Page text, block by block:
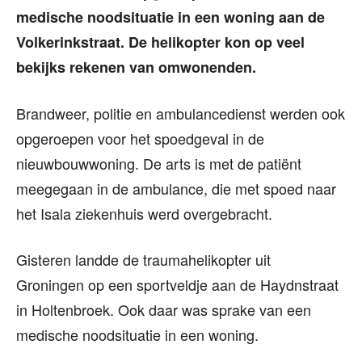
medische noodsituatie in een woning aan de
Volkerinkstraat. De helikopter kon op veel
bekijks rekenen van omwonenden.
Brandweer, politie en ambulancedienst werden ook
opgeroepen voor het spoedgeval in de
nieuwbouwwoning. De arts is met de patiënt
meegegaan in de ambulance, die met spoed naar
het Isala ziekenhuis werd overgebracht.
Gisteren landde de traumahelikopter uit
Groningen op een sportveldje aan de Haydnstraat
in Holtenbroek. Ook daar was sprake van een
medische noodsituatie in een woning.